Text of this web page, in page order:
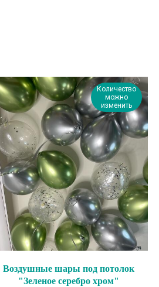
Количество
можно
изменить
Воздушные шары под потолок
"Зеленое серебро хром"